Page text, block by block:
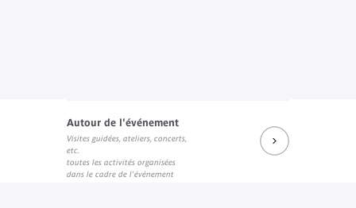
Autour de l'événement
Visites guidées, ateliers, concerts,
etc.
toutes les activités organisées
dans le cadre de l'événement